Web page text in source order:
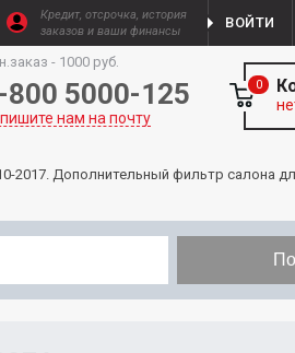
Кредит, отсрочка, история
заказов и ваши финансы
ВОЙТИ
- 1000 руб.
800 5000-125
нам на почту
0
2017. Дополнительный фильтр салона